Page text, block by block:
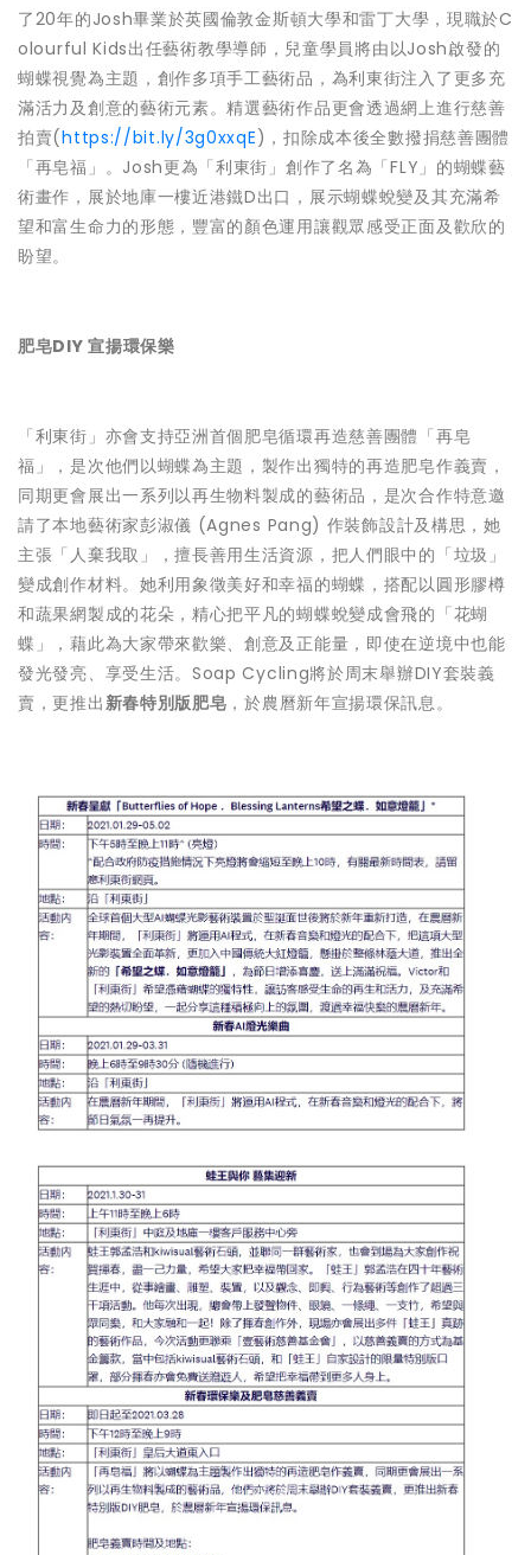
了20年的Josh畢業於英國倫敦金斯頓大學和雷丁大學，現職於C
olourful Kids出任藝術教學導師，兒童學員將由以Josh啟發的
蝴蝶視覺為主題，創作多項手工藝術品，為利東街注入了更多充
滿活力及創意的藝術元素。精選藝術作品更會透過網上進行慈善
拍賣(https://bit.ly/3g0xxqE)，扣除成本後全數撥捐慈善團體
「再皂福」。Josh更為「利東街」創作了名為「FLY」的蝴蝶藝
術畫作，展於地庫一樓近港鐵D出口，展示蝴蝶蛻變及其充滿希
望和富生命力的形態，豐富的顏色運用讓觀眾感受正面及歡欣的
盼望。
肥皂DIY 宣揚環保樂
「利東街」亦會支持亞洲首個肥皂循環再造慈善團體「再皂
福」，是次他們以蝴蝶為主題，製作出獨特的再造肥皂作義賣，
同期更會展出一系列以再生物料製成的藝術品，是次合作特意邀
請了本地藝術家彭淑儀 (Agnes Pang) 作裝飾設計及構思，她
主張「人棄我取」，擅長善用生活資源，把人們眼中的「垃圾」
變成創作材料。她利用象徵美好和幸福的蝴蝶，搭配以圓形膠樽
和蔬果網製成的花朵，精心把平凡的蝴蝶蛻變成會飛的「花蝴
蝶」，藉此為大家帶來歡樂、創意及正能量，即使在逆境中也能
發光發亮、享受生活。Soap Cycling將於周末舉辦DIY套裝義
賣，更推出新春特別版肥皂 ，於農曆新年宣揚環保訊息。